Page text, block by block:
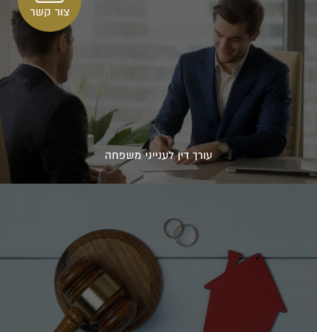
עורך דין לענייני משפחה
צור קשר